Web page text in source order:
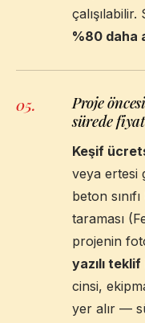
çalışılabilir.
%80 daha
05.
Proje
sürede
Keşif
veya ertesi
beton
taraması
projenin
yazılı teklif
cinsi,
yer alır —